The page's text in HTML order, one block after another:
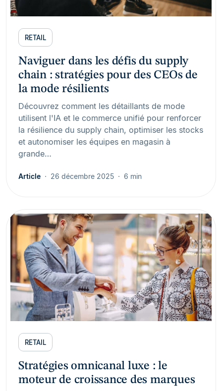
RETAIL
Naviguer dans les défis du supply
chain : stratégies pour des CEOs de
la mode résilients
Découvrez comment les détaillants de mode
utilisent l'IA et le commerce unifié pour renforcer
la résilience du supply chain, optimiser les stocks
et autonomiser les équipes en magasin à
grande…
Article 26 décembre 2025 6 min
RETAIL
Stratégies omnicanal luxe : le
moteur de croissance des marques